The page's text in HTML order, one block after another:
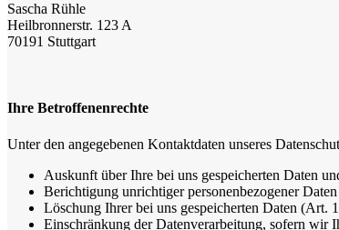
Sascha Rühle
Heilbronnerstr. 123 A
70191 Stuttgart
Ihre Betroffenenrechte
Unter den angegebenen Kontaktdaten unseres
Auskunft über Ihre bei uns gespeicherten Daten
Berichtigung unrichtiger personenbezogener
Löschung Ihrer bei uns gespeicherten Daten (Art.
Einschränkung der Datenverarbeitung, sofern